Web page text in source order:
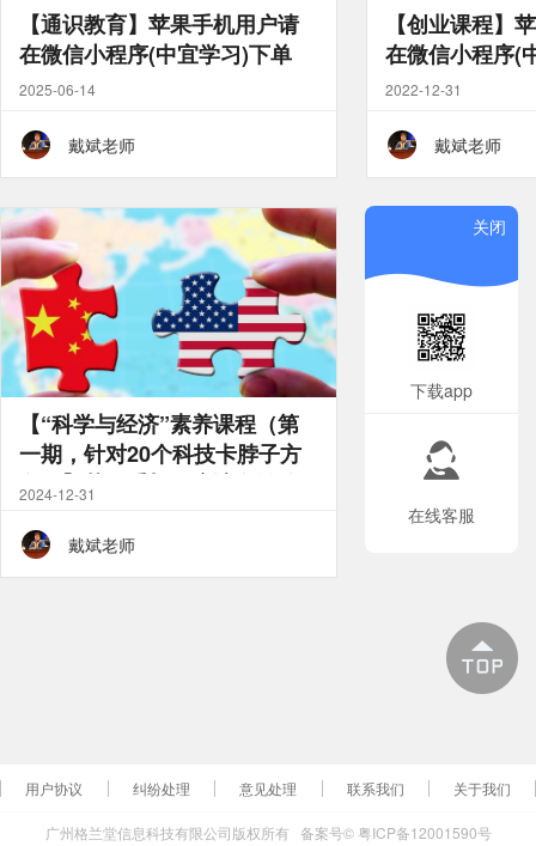
【通识教育】苹果手机用户请
在微信小程序(中宜学习)下单
2025-06-14
戴斌老师
【创业课程】
在微信小程序(
2022-12-31
戴斌老师
【“科学与经济”素养课程（第
一期，针对20个科技卡脖子方
向）】苹果手机用户请在微信
2024-12-31
戴斌老师
用户协议 纠纷处理 意见处理 联系我们 关于我们
广州格兰堂信息科技有限公司版权所有 备案号© 粤ICP备12001590号
关闭
下载app
在线客服